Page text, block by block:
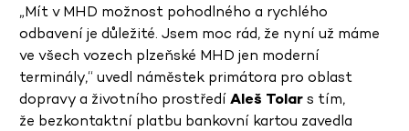
„Mít v MHD možnost pohodlného a rychlého
odbavení je důležité. Jsem moc rád, že nyní už máme
ve všech vozech plzeňské MHD jen moderní
terminály,“ uvedl náměstek primátora pro oblast
dopravy a životního prostředíAleš Tolars tím,
že bezkontaktní platbu bankovní kartou zavedla